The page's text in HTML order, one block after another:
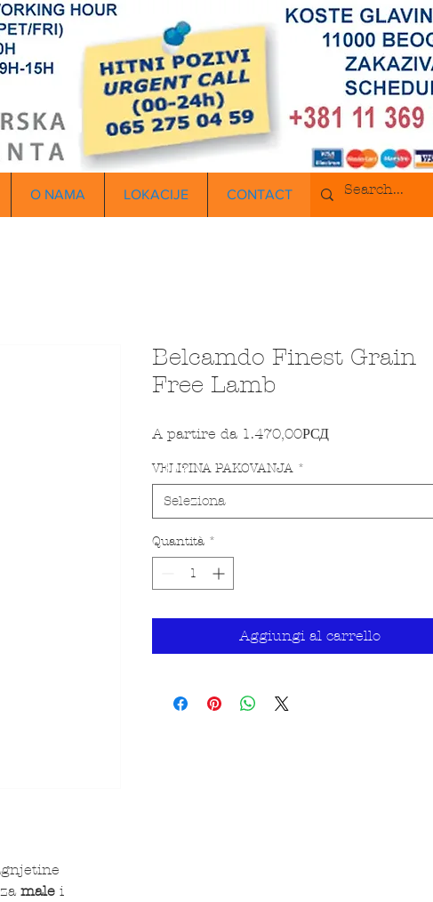
O NAMA LOKACIJE CONTACT
male i
Belcamdo Finest Grain
Free Lamb
A partire da 1.470,00РСДPrezzo scontato
VELI?INA PAKOVANJA *
Seleziona
Quantità *
Aggiungi al carrello